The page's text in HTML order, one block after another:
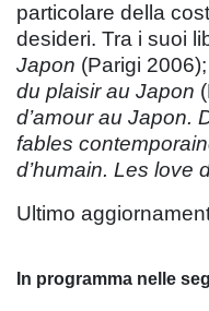
particolare della
desideri. Tra i suoi
Japon (Parigi 2006);
du plaisir au Japon
d’amour au Japon.
fables
d’humain. Les love
Ultimo
In programma nelle